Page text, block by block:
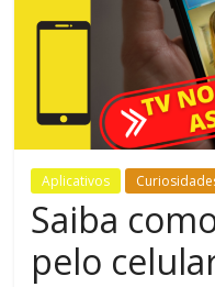
Estar
Aplicativos
Saiba
pelo